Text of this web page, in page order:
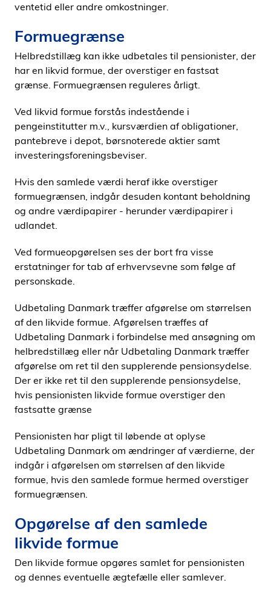
ventetid eller andre omkostninger.
Formuegrænse
Helbredstillæg kan ikke udbetales til pensionister, der
har en likvid formue, der overstiger en fastsat
grænse. Formuegrænsen reguleres årligt.
Ved likvid formue forstås indestående i
pengeinstitutter m.v., kursværdien af obligationer,
pantebreve i depot, børsnoterede aktier samt
investeringsforeningsbeviser.
Hvis den samlede værdi heraf ikke overstiger
formuegrænsen, indgår desuden kontant beholdning
og andre værdipapirer - herunder værdipapirer i
udlandet.
Ved formueopgørelsen ses der bort fra visse
erstatninger for tab af erhvervsevne som følge af
personskade.
Udbetaling Danmark træffer afgørelse om størrelsen
af den likvide formue. Afgørelsen træffes af
Udbetaling Danmark i forbindelse med ansøgning om
helbredstillæg eller når Udbetaling Danmark træffer
afgørelse om ret til den supplerende pensionsydelse.
Der er ikke ret til den supplerende pensionsydelse,
hvis pensionisten likvide formue overstiger den
fastsatte grænse
Pensionisten har pligt til løbende at oplyse
Udbetaling Danmark om ændringer af værdierne, der
indgår i afgørelsen om størrelsen af den likvide
formue, hvis den samlede formue hermed overstiger
formuegrænsen.
Opgørelse af den samlede
likvide formue
Den likvide formue opgøres samlet for pensionisten
og dennes eventuelle ægtefælle eller samlever.